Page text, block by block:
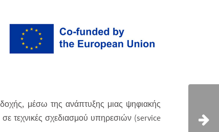
μέσω της ανάπτυξης μιας ψηφιακής
τεχνικές σχεδιασμού υπηρεσιών (service